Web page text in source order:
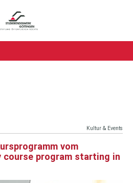
Kultur & Events
vom
course program starting in